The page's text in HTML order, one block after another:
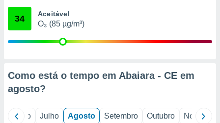
através
34 Aceitável
O₃ (85 µg/m³)
Como está o tempo em Abaiara - CE em
agosto?
Junho Julho Agosto Setembro Outubro Novembro